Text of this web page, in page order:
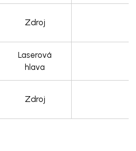
Zdroj
Laserová
hlava
Zdroj